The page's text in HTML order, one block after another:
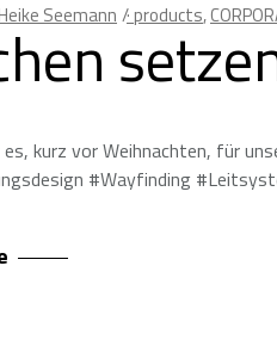
Seemann · products,
kurz vor Weihnachten, für
#Wayfinding